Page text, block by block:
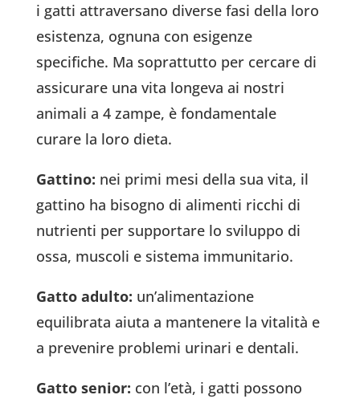
i gatti attraversano diverse fasi della loro
esistenza, ognuna con esigenze
specifiche. Ma soprattutto per cercare di
assicurare una vita longeva ai nostri
animali a 4 zampe, è fondamentale
curare la loro dieta.
Gattino: nei primi mesi della sua vita, il
gattino ha bisogno di alimenti ricchi di
nutrienti per supportare lo sviluppo di
ossa, muscoli e sistema immunitario.
Gatto adulto: un’alimentazione
equilibrata aiuta a mantenere la vitalità e
a prevenire problemi urinari e dentali.
Gatto senior: con l’età, i gatti possono